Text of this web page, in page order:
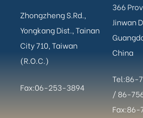
Zhongzheng S.Rd.,
Yongkang Dist., Tainan
City 710, Taiwan
(R.O.C.)
Fax:06-253-3894
366
Jinwan
China
Tel:86-
/ 86-
Fax:86-